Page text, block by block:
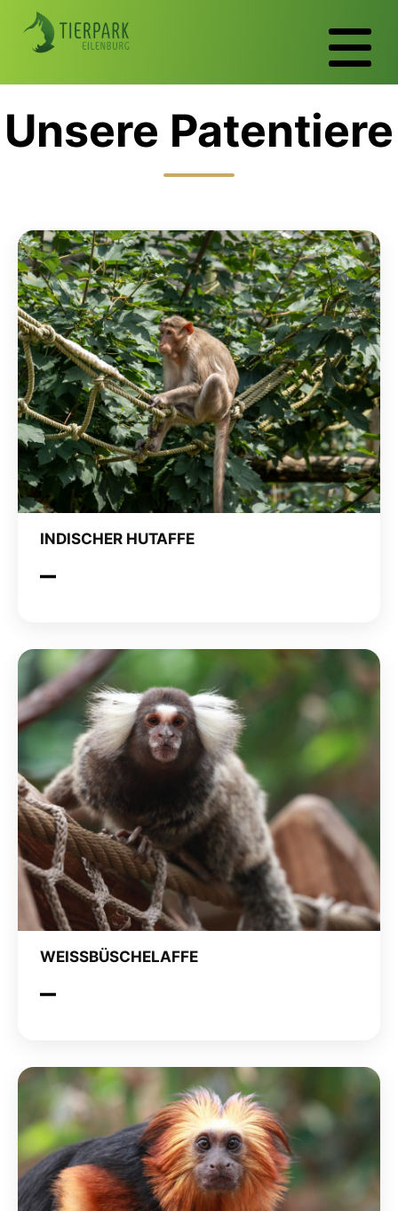
Unsere Patentiere
INDISCHER HUTAFFE
WEISSBÜSCHELAFFE